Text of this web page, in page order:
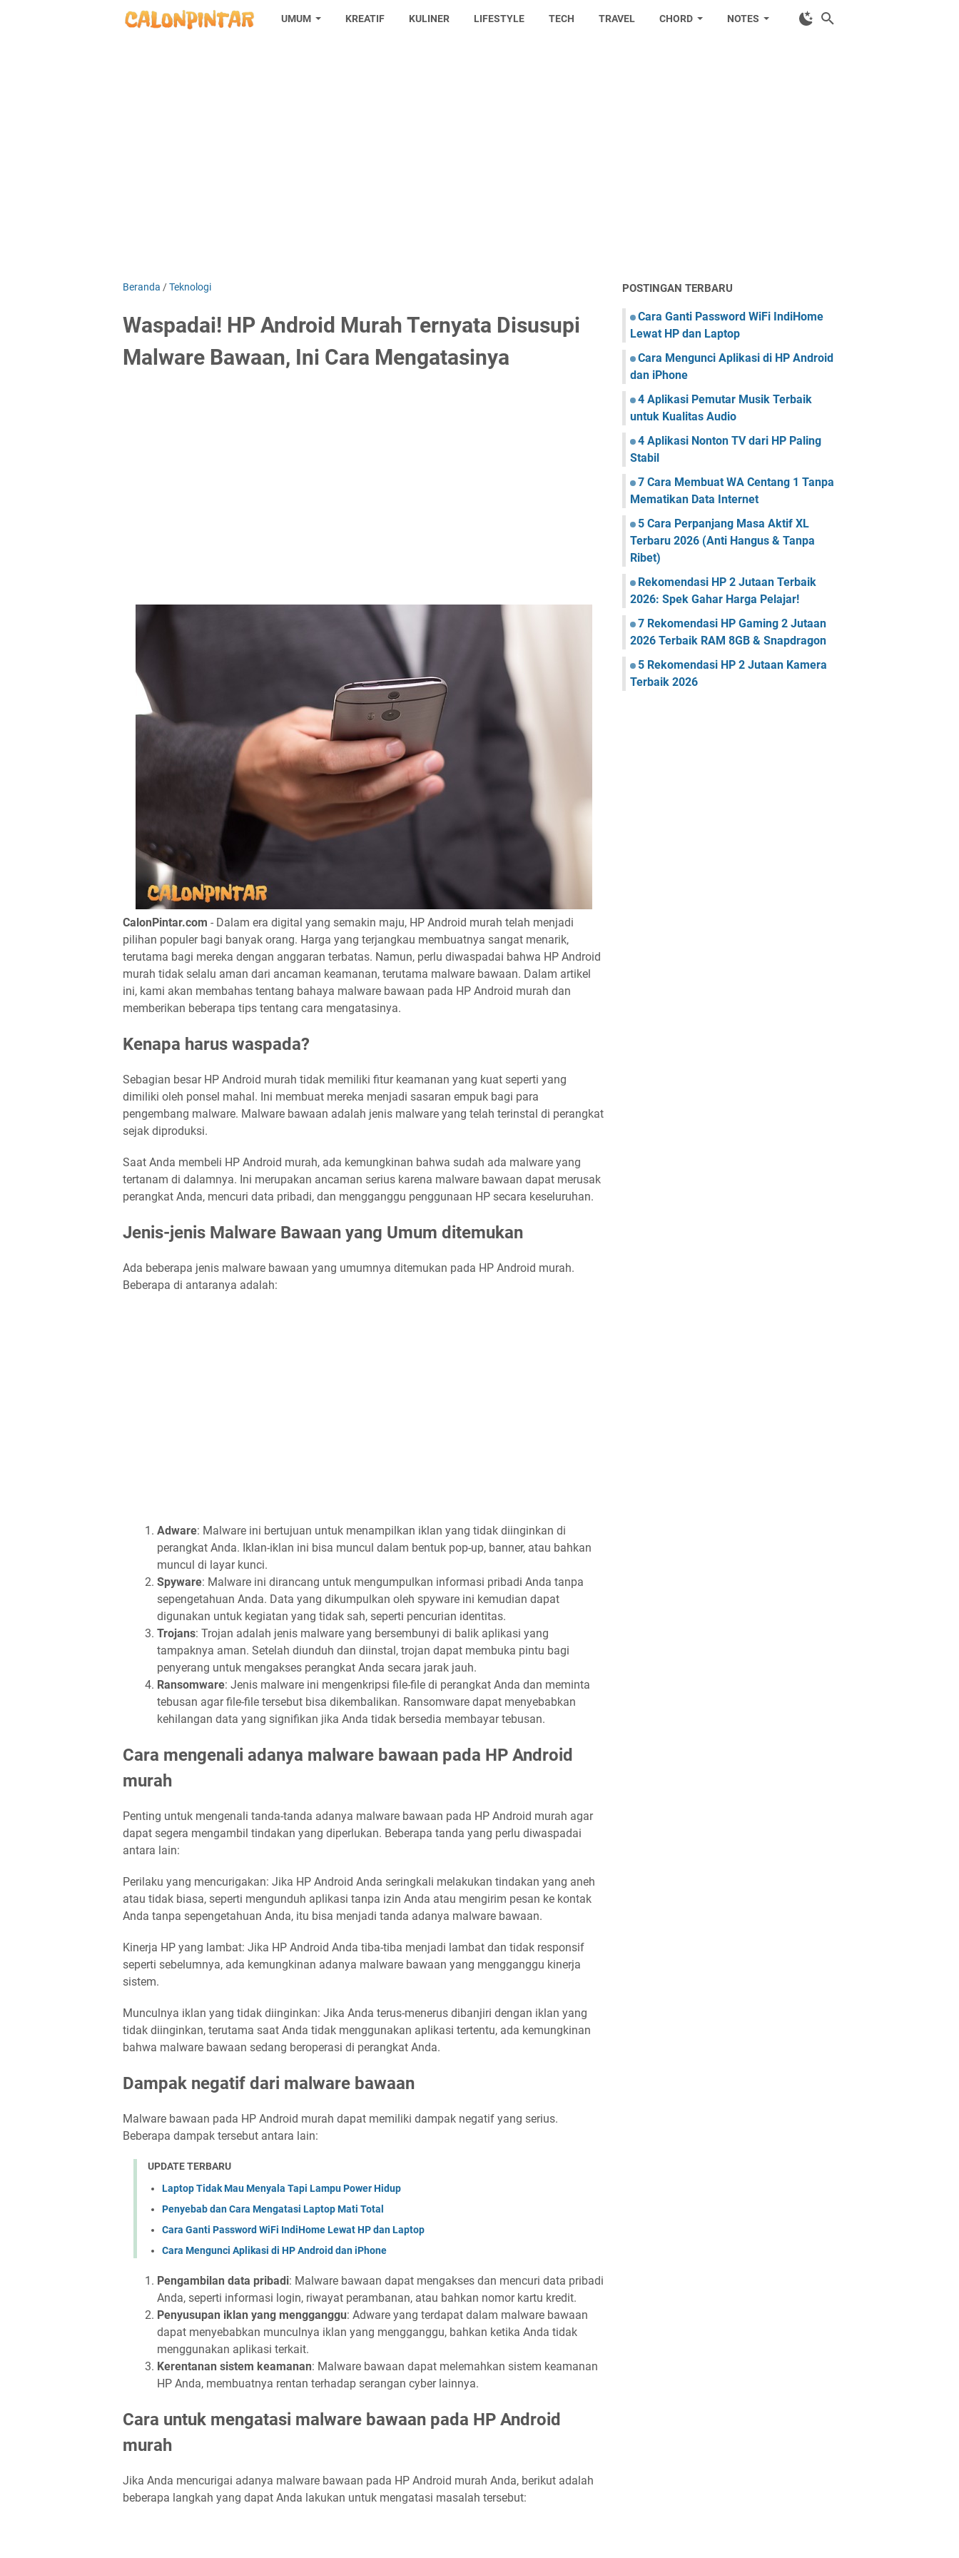
UMUM KREATIF KULINER LIFESTYLE TECH TRAVEL CHORD NOTES
Beranda /Teknologi
Waspadai! HP Android Murah Ternyata Disusupi
Malware Bawaan, Ini Cara Mengatasinya
CalonPintar.com - Dalam era digital yang semakin maju, HP Android murah telah menjadi
pilihan populer bagi banyak orang. Harga yang terjangkau membuatnya sangat menarik,
terutama bagi mereka dengan anggaran terbatas. Namun, perlu diwaspadai bahwa HP Android
murah tidak selalu aman dari ancaman keamanan, terutama malware bawaan. Dalam artikel
ini, kami akan membahas tentang bahaya malware bawaan pada HP Android murah dan
memberikan beberapa tips tentang cara mengatasinya.
Kenapa harus waspada?
Sebagian besar HP Android murah tidak memiliki fitur keamanan yang kuat seperti yang
dimiliki oleh ponsel mahal. Ini membuat mereka menjadi sasaran empuk bagi para
pengembang malware. Malware bawaan adalah jenis malware yang telah terinstal di perangkat
sejak diproduksi.
Saat Anda membeli HP Android murah, ada kemungkinan bahwa sudah ada malware yang
tertanam di dalamnya. Ini merupakan ancaman serius karena malware bawaan dapat merusak
perangkat Anda, mencuri data pribadi, dan mengganggu penggunaan HP secara keseluruhan.
Jenis-jenis Malware Bawaan yang Umum ditemukan
Ada beberapa jenis malware bawaan yang umumnya ditemukan pada HP Android murah.
Beberapa di antaranya adalah:
Adware: Malware ini bertujuan untuk menampilkan iklan yang tidak diinginkan di
perangkat Anda. Iklan-iklan ini bisa muncul dalam bentuk pop-up, banner, atau bahkan
muncul di layar kunci.
Spyware: Malware ini dirancang untuk mengumpulkan informasi pribadi Anda tanpa
sepengetahuan Anda. Data yang dikumpulkan oleh spyware ini kemudian dapat
digunakan untuk kegiatan yang tidak sah, seperti pencurian identitas.
Trojans: Trojan adalah jenis malware yang bersembunyi di balik aplikasi yang
tampaknya aman. Setelah diunduh dan diinstal, trojan dapat membuka pintu bagi
penyerang untuk mengakses perangkat Anda secara jarak jauh.
Ransomware: Jenis malware ini mengenkripsi file-file di perangkat Anda dan meminta
tebusan agar file-file tersebut bisa dikembalikan. Ransomware dapat menyebabkan
kehilangan data yang signifikan jika Anda tidak bersedia membayar tebusan.
Cara mengenali adanya malware bawaan pada HP Android
murah
Penting untuk mengenali tanda-tanda adanya malware bawaan pada HP Android murah agar
dapat segera mengambil tindakan yang diperlukan. Beberapa tanda yang perlu diwaspadai
antara lain:
Perilaku yang mencurigakan: Jika HP Android Anda seringkali melakukan tindakan yang aneh
atau tidak biasa, seperti mengunduh aplikasi tanpa izin Anda atau mengirim pesan ke kontak
Anda tanpa sepengetahuan Anda, itu bisa menjadi tanda adanya malware bawaan.
Kinerja HP yang lambat: Jika HP Android Anda tiba-tiba menjadi lambat dan tidak responsif
seperti sebelumnya, ada kemungkinan adanya malware bawaan yang mengganggu kinerja
sistem.
Munculnya iklan yang tidak diinginkan: Jika Anda terus-menerus dibanjiri dengan iklan yang
tidak diinginkan, terutama saat Anda tidak menggunakan aplikasi tertentu, ada kemungkinan
bahwa malware bawaan sedang beroperasi di perangkat Anda.
Dampak negatif dari malware bawaan
Malware bawaan pada HP Android murah dapat memiliki dampak negatif yang serius.
Beberapa dampak tersebut antara lain:
UPDATE TERBARU
Laptop Tidak Mau Menyala Tapi Lampu Power Hidup
Penyebab dan Cara Mengatasi Laptop Mati Total
Cara Ganti Password WiFi IndiHome Lewat HP dan Laptop
Cara Mengunci Aplikasi di HP Android dan iPhone
Pengambilan data pribadi: Malware bawaan dapat mengakses dan mencuri data pribadi
Anda, seperti informasi login, riwayat perambanan, atau bahkan nomor kartu kredit.
Penyusupan iklan yang mengganggu: Adware yang terdapat dalam malware bawaan
dapat menyebabkan munculnya iklan yang mengganggu, bahkan ketika Anda tidak
menggunakan aplikasi terkait.
Kerentanan sistem keamanan: Malware bawaan dapat melemahkan sistem keamanan
HP Anda, membuatnya rentan terhadap serangan cyber lainnya.
Cara untuk mengatasi malware bawaan pada HP Android
murah
Jika Anda mencurigai adanya malware bawaan pada HP Android murah Anda, berikut adalah
beberapa langkah yang dapat Anda lakukan untuk mengatasi masalah tersebut:
POSTINGAN TERBARU
Cara Ganti Password WiFi IndiHome
Lewat HP dan Laptop
Cara Mengunci Aplikasi di HP Android
dan iPhone
4 Aplikasi Pemutar Musik Terbaik
untuk Kualitas Audio
4 Aplikasi Nonton TV dari HP Paling
Stabil
7 Cara Membuat WA Centang 1 Tanpa
Mematikan Data Internet
5 Cara Perpanjang Masa Aktif XL
Terbaru 2026 (Anti Hangus & Tanpa
Ribet)
Rekomendasi HP 2 Jutaan Terbaik
2026: Spek Gahar Harga Pelajar!
7 Rekomendasi HP Gaming 2 Jutaan
2026 Terbaik RAM 8GB & Snapdragon
5 Rekomendasi HP 2 Jutaan Kamera
Terbaik 2026